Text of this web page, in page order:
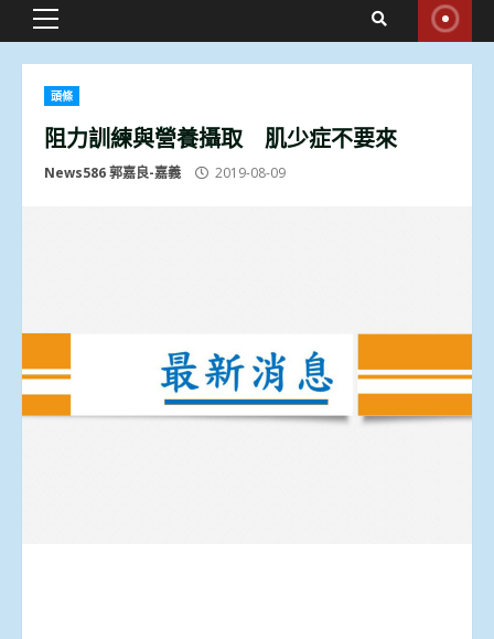
Primary
頭條
阻力訓練與營養攝取 肌少症不要來
News586 郭嘉良-嘉義 2019-08-09